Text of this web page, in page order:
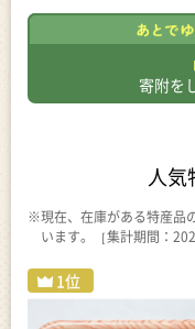
寄附を
人気
※現在、在庫がある特産品
います。［集計期間：